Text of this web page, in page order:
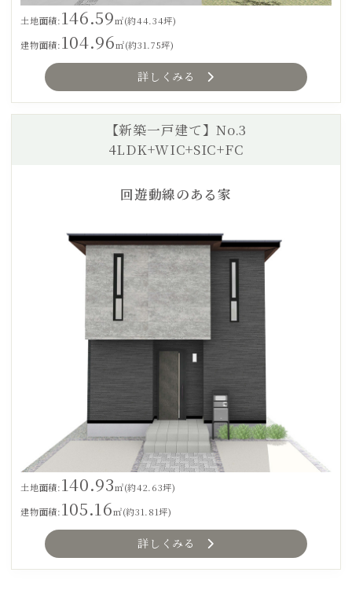
土地面積:146.59㎡(約44.34坪)
建物面積:104.96㎡(約31.75坪)
詳しくみる
【新築一戸建て】No.3
4LDK+WIC+SIC+FC
回遊動線のある家
土地面積:140.93㎡(約42.63坪)
建物面積:105.16㎡(約31.81坪)
詳しくみる